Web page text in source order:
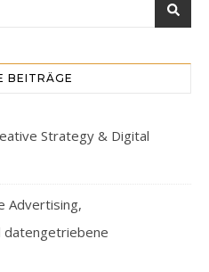
BEITRÄGE
Strategy & Digital
Advertising,
datengetriebene